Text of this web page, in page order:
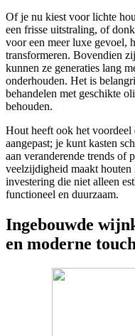
Of je nu kiest voor lichte
een frisse uitstraling, of
voor een meer luxe gevoel,
transformeren. Bovendien
kunnen ze generaties lang
onderhouden. Het is
behandelen met geschikte
behouden.
Hout heeft ook het
aangepast; je kunt kasten
aan veranderende trends of
veelzijdigheid maakt houten
investering die niet alleen
functioneel en duurzaam.
Ingebouwde
en moderne